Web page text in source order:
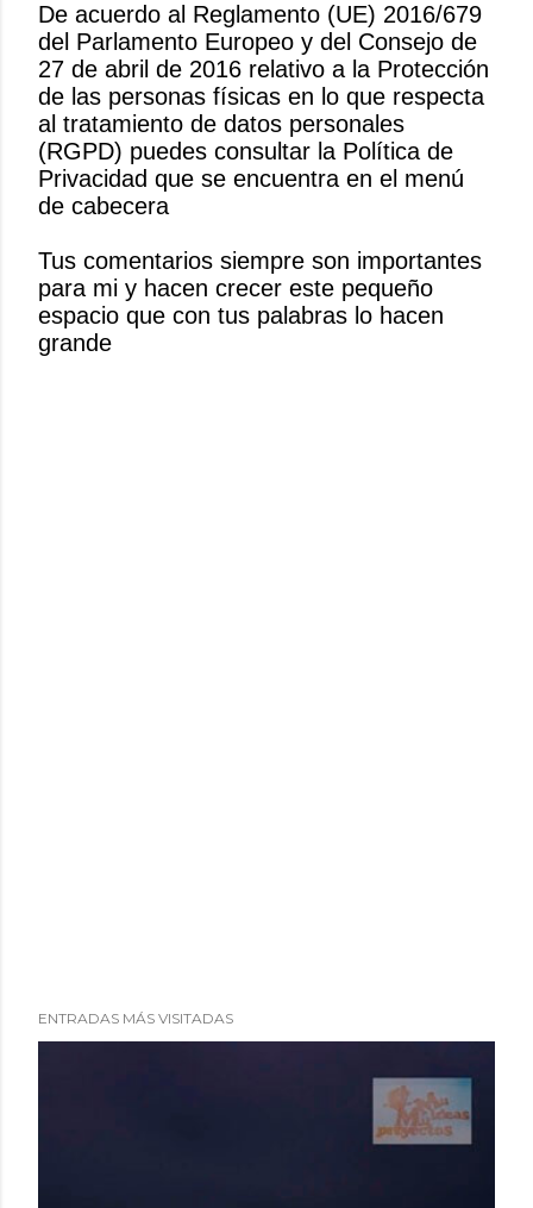
P
u
b
l
i
c
a
u
n
c
o
De acuerdo al Reglamento (UE) 2016/679
del Parlamento Europeo y del Consejo de
27 de abril de 2016 relativo a la Protección
de las personas físicas en lo que respecta
al tratamiento de datos personales
(RGPD) puedes consultar la Política de
Privacidad que se encuentra en el menú
de cabecera
Tus comentarios siempre son importantes
para mi y hacen crecer este pequeño
espacio que con tus palabras lo hacen
grande
ENTRADAS MÁS VISITADAS